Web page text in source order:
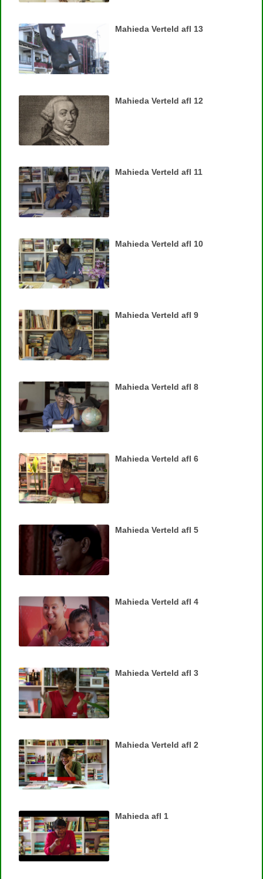
Mahieda Verteld afl 13
Mahieda Verteld afl 12
Mahieda Verteld afl 11
Mahieda Verteld afl 10
Mahieda Verteld afl 9
Mahieda Verteld afl 8
Mahieda Verteld afl 6
Mahieda Verteld afl 5
Mahieda Verteld afl 4
Mahieda Verteld afl 3
Mahieda Verteld afl 2
Mahieda afl 1